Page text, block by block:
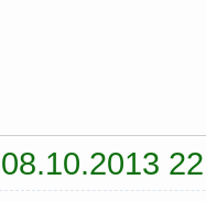
08.10.2013